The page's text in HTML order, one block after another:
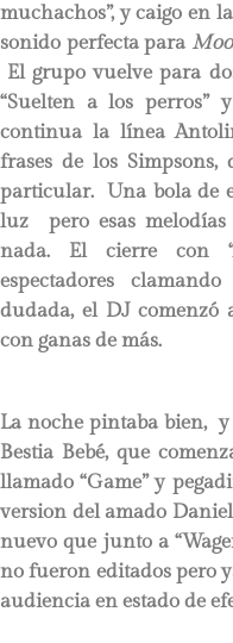
muchachos”, y caigo en
sonido perfecta para
El grupo vuelve para
“Suelten a los perros”
continua la línea
frases de los
particular. Una bola de
luz pero esas
nada. El cierre con
espectadores
dudada, el DJ comenzó
con ganas de más.
La noche pintaba bien,
Bestia Bebé, que
llamado “Game” y
version del amado
nuevo que junto a
no fueron editados pero
audiencia en estado de